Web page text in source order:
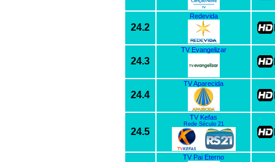
24.2
Redevida
24.3
TV Evangelizar
24.4
TV Aparecida
24.5
TV Kefas
Rede Século 21
TV Pai Eterno